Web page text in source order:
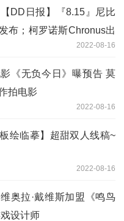
【DD日报】『8.15』尼比
布；柯罗诺斯Chronus出
2022-08-16
《无负今日》曝预告 莫
拍电影
2022-08-16
绘临摹】超甜双人线稿~
2022-08-16
奥拉·戴维斯加盟《鸣鸟
设计师